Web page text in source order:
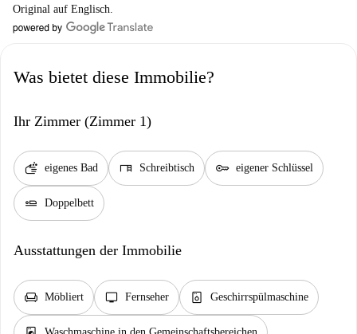
Original auf Englisch.
Was bietet diese Immobilie?
Ihr Zimmer (Zimmer 1)
soap eigenes Bad desk Schreibtisch key eigener Schlüssel
airline_seat_flat Doppelbett
Ausstattungen der Immobilie
chair Möbliert tv Fernseher dishwasher_gen Geschirrspülmaschine